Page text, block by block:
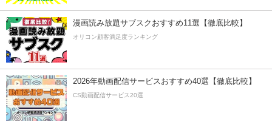
漫画読み放題サブスクおすすめ11選【徹底比較】
オリコン顧客満足度ランキング
2026年動画配信サービスおすすめ40選【徹底比較】
CS動画配信サービス20選